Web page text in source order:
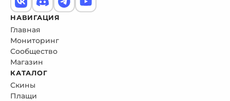
НАВИГАЦИЯ
Главная
Мониторинг
Сообщество
Магазин
КАТАЛОГ
Скины
Плащи